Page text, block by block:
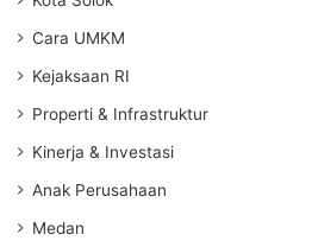
Cara UMKM
Kejaksaan RI
Properti & Infrastruktur
Kinerja & Investasi
Anak Perusahaan
Medan